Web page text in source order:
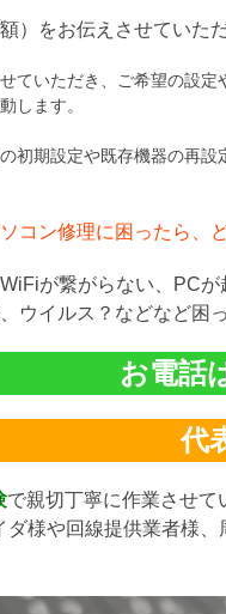
）をお伝えさせていた
ていただき、ご希望の設定
します。
初期設定や既存機器の再
コン修理に困ったら、
が繋がらない、PC
ウイルス？などなど困
お電話
代
で親切丁寧に作業させて
様や回線提供業者様